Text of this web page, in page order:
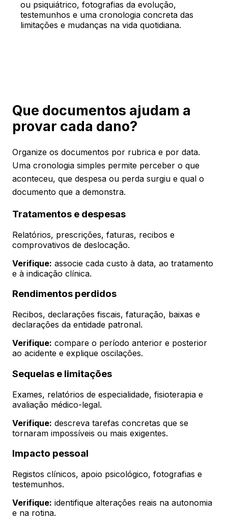
ou psiquiátrico, fotografias da evolução,
testemunhos e uma cronologia concreta das
limitações e mudanças na vida quotidiana.
Que documentos ajudam a
provar cada dano?
Organize os documentos por rubrica e por data.
Uma cronologia simples permite perceber o que
aconteceu, que despesa ou perda surgiu e qual o
documento que a demonstra.
Tratamentos e despesas
Relatórios, prescrições, faturas, recibos e
comprovativos de deslocação.
Verifique: associe cada custo à data, ao tratamento
e à indicação clínica.
Rendimentos perdidos
Recibos, declarações fiscais, faturação, baixas e
declarações da entidade patronal.
Verifique: compare o período anterior e posterior
ao acidente e explique oscilações.
Sequelas e limitações
Exames, relatórios de especialidade, fisioterapia e
avaliação médico-legal.
Verifique: descreva tarefas concretas que se
tornaram impossíveis ou mais exigentes.
Impacto pessoal
Registos clínicos, apoio psicológico, fotografias e
testemunhos.
Verifique: identifique alterações reais na autonomia
e na rotina.